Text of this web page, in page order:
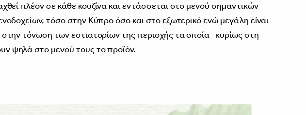
πλέον σε κάθε κουζίνα και εντάσσεται στο μενού σημαντικών
τόσο στην Κύπρο όσο και στο εξωτερικό ενώ μεγάλη είναι
τόνωση των εστιατορίων της περιοχής τα οποία -κυρίως στη
ψηλά στο μενού τους το προϊόν.